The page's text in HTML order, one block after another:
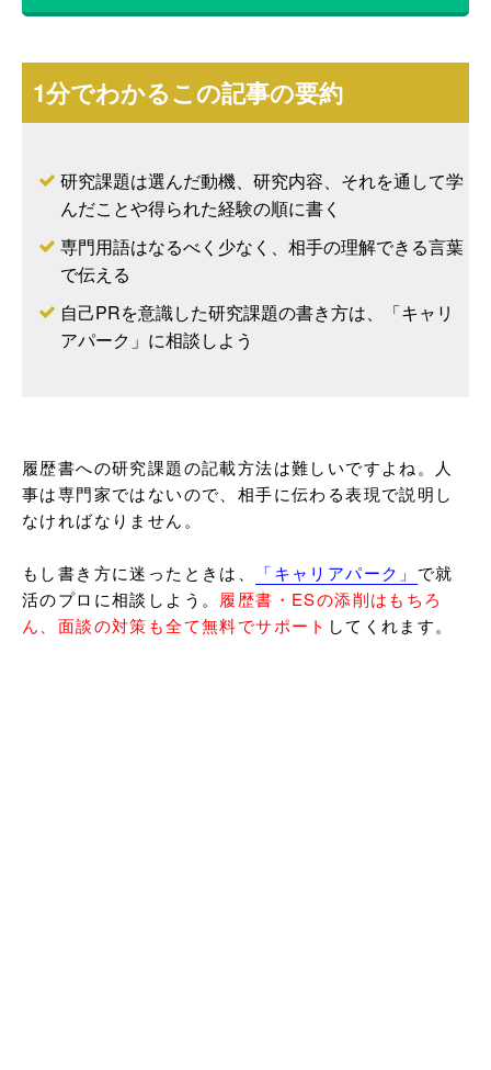
1分でわかるこの記事の要約
研究課題は選んだ動機、研究内容、それを通して学
んだことや得られた経験の順に書く
専門用語はなるべく少なく、相手の理解できる言葉
で伝える
自己PRを意識した研究課題の書き方は、「キャリ
アパーク」に相談しよう
履歴書への研究課題の記載方法は難しいですよね。人
事は専門家ではないので、相手に伝わる表現で説明し
なければなりません。
もし書き方に迷ったときは、 「キャリアパーク」 で就
活のプロに相談しよう。 履歴書・ESの添削はもちろ
ん、面談の対策も全て無料でサポート してくれます。